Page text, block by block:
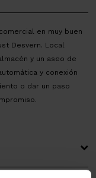
en muy buen
Desvern. Local
y un aseo de
y conexión
o dar un paso